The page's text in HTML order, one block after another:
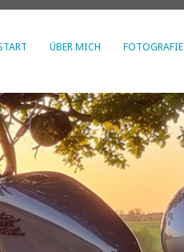
ÜBER MICH FOTOGRAFIE